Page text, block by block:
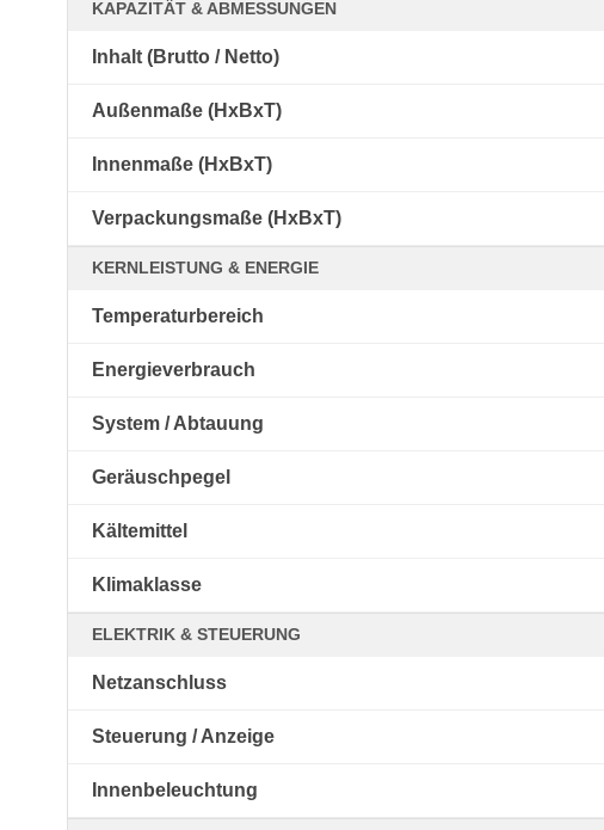
KAPAZITÄT & ABMESSUNGEN
Inhalt (Brutto / Netto)
Außenmaße (HxBxT)
Innenmaße (HxBxT)
Verpackungsmaße (HxBxT)
KERNLEISTUNG & ENERGIE
Temperaturbereich
Energieverbrauch
System / Abtauung
Geräuschpegel
Kältemittel
Klimaklasse
ELEKTRIK & STEUERUNG
Netzanschluss
Steuerung / Anzeige
Innenbeleuchtung